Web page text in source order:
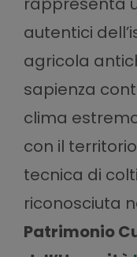
autentici
agricola
sapienza
clima
con il
tecnica di
riconosciuta
Patrimonio